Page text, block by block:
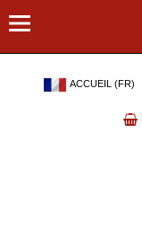
ACCUEIL (FR)